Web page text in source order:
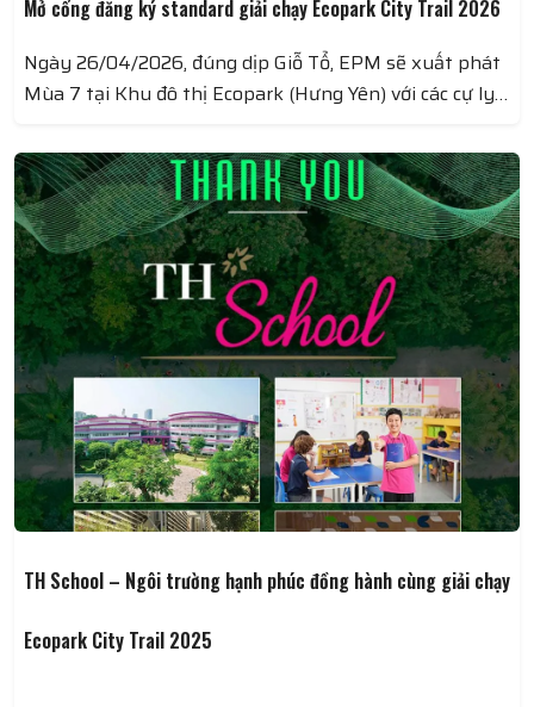
Mở cổng đăng ký standard giải chạy Ecopark City Trail 2026
Ngày 26/04/2026, đúng dịp Giỗ Tổ, EPM sẽ xuất phát
Mùa 7 tại Khu đô thị Ecopark (Hưng Yên) với các cự ly
chạy nào: 3.5KM - 7KM - 14KM - 21KM.
TH School – Ngôi trường hạnh phúc đồng hành cùng giải chạy
Ecopark City Trail 2025